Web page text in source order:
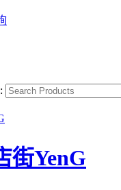
街YenG